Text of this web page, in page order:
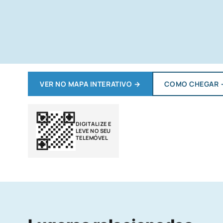
VER NO MAPA INTERATIVO → COMO CHEGAR
DIGITALIZE E
LEVE NO SEU
TELEMÓVEL